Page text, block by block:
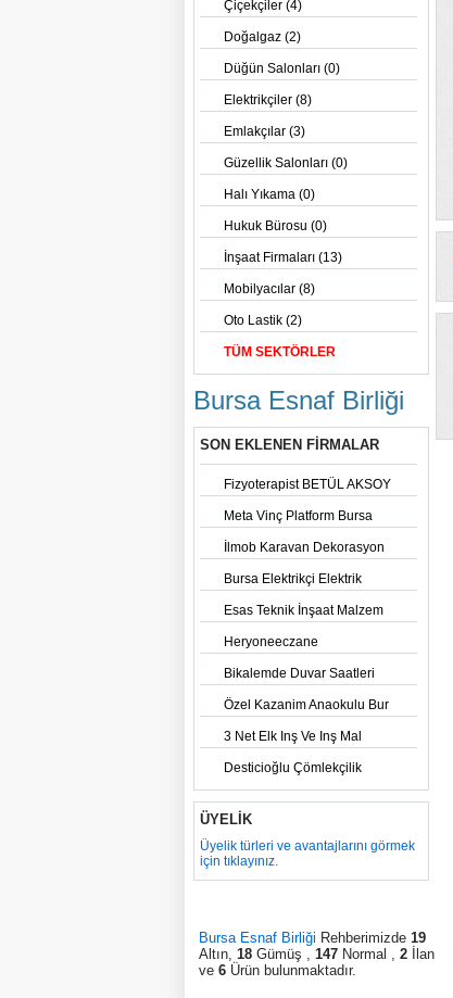
Çiçekçiler (4)
Doğalgaz (2)
Düğün Salonları (0)
Elektrikçiler (8)
Emlakçılar (3)
Güzellik Salonları (0)
Halı Yıkama (0)
Hukuk Bürosu (0)
İnşaat Firmaları (13)
Mobilyacılar (8)
Oto Lastik (2)
TÜM SEKTÖRLER
Bursa Esnaf Birliği
SON EKLENEN FİRMALAR
Fizyoterapist BETÜL AKSOY
Meta Vinç Platform Bursa
İlmob Karavan Dekorasyon
Bursa Elektrikçi Elektrik
Esas Teknik İnşaat Malzem
Heryoneeczane
Bikalemde Duvar Saatleri
Özel Kazanim Anaokulu Bur
3 Net Elk Inş Ve Inş Mal
Desticioğlu Çömlekçilik
ÜYELİK
Üyelik türleri ve avantajlarını görmek
için tıklayınız.
Bursa Esnaf Birliği Rehberimizde 19
Altın, 18 Gümüş , 147 Normal , 2 İlan
ve 6 Ürün bulunmaktadır.